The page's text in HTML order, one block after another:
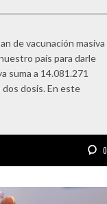
de vacunación masiva
país para darle
suma a 14.081.271
dosis. En este
0